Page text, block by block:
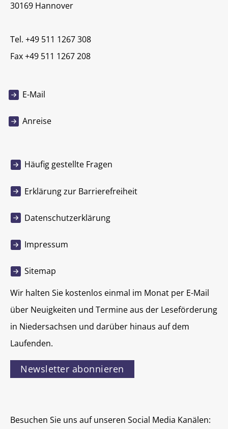
30169 Hannover
Tel. +49 511 1267 308
Fax +49 511 1267 208
E-Mail
Anreise
Häufig gestellte Fragen
Erklärung zur Barrierefreiheit
Datenschutzerklärung
Impressum
Sitemap
Wir halten Sie kostenlos einmal im Monat per E-Mail
über Neuigkeiten und Termine aus der Leseförderung
in Niedersachsen und darüber hinaus auf dem
Laufenden.
Newsletter abonnieren
Besuchen Sie uns auf unseren Social Media Kanälen: